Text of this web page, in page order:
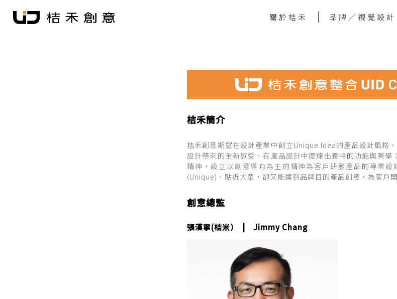
關於桔禾 品牌／視覺設計
桔禾簡介
桔禾創意期望在設計產業中創立Unique Idea的產品設計風格
設計帶來的全新感受，在產品設計中提煉出獨特的功能與美學
精神，設立以創意導向為主的精神為客戶研發產品的專業設
(Unique)、貼近大眾，卻又能達到品牌目的產品創意，為客戶
創意總監
張漢寧(桔米） | Jimmy Chang